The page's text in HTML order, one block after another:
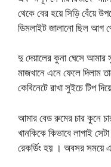
থেকে বের হয়ে সিড়ি বেঁয়ে
ডিমলাইট জালানো ছিল আগ
দু দেয়ালের কুনা ঘেসে
মাজখানে এনে ফেলে দিলাম
কেবিনেটে রাখা সুইচে টিপ
আমার বেড রুমের চার কুনে
খানকিকে কিভাবে লাগাই
রেকর্ডিং হয় । অবসর সময়ে